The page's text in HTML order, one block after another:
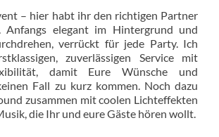
– hier habt ihr den richtigen Partner
Anfangs elegant im Hintergrund und
verrückt für jede Party. Ich
zuverlässigen Service mit
damit Eure Wünsche und
Fall zu kurz kommen. Noch dazu
zusammen mit coolen Lichteffekten
die Ihr und eure Gäste hören wollt.